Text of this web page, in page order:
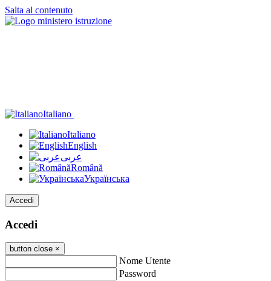
Salta al contenuto
Italiano
Italiano
English
عربى
Română
Українська
Accedi
Accedi
button close ×
Nome Utente
Password